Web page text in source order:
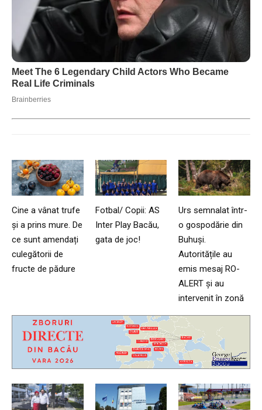
Cine a vânat trufe
și a prins mure. De
ce sunt amendați
culegătorii de
fructe de pădure
Fotbal/ Copii: AS
Inter Play Bacău,
gata de joc!
Urs semnalat într-
o gospodărie din
Buhuși.
Autoritățile au
emis mesaj RO-
ALERT și au
intervenit în zonă